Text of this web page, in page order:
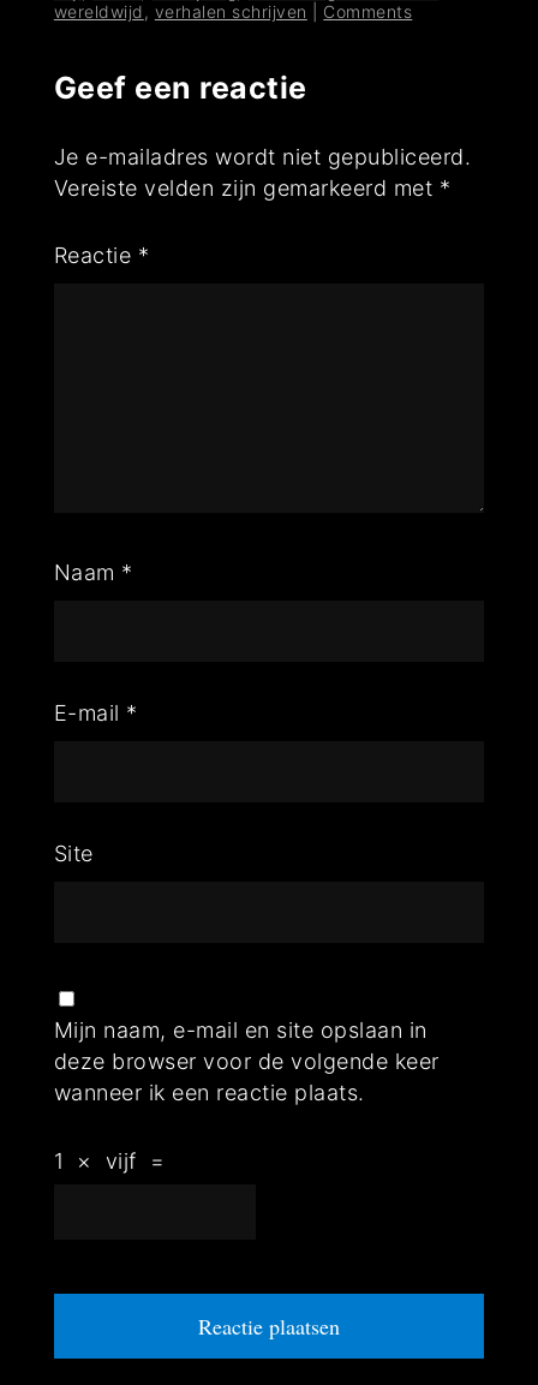
wereldwijd , verhalen schrijven Comments
Geef een reactie
Je e-mailadres wordt niet gepubliceerd.
Vereiste velden zijn gemarkeerd met *
Reactie *
Naam *
E-mail *
Site
Mijn naam, e-mail en site opslaan in
deze browser voor de volgende keer
wanneer ik een reactie plaats.
1 × vijf =